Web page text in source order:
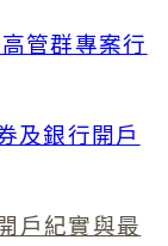
管群專案行
及銀行開戶
戶紀實與最